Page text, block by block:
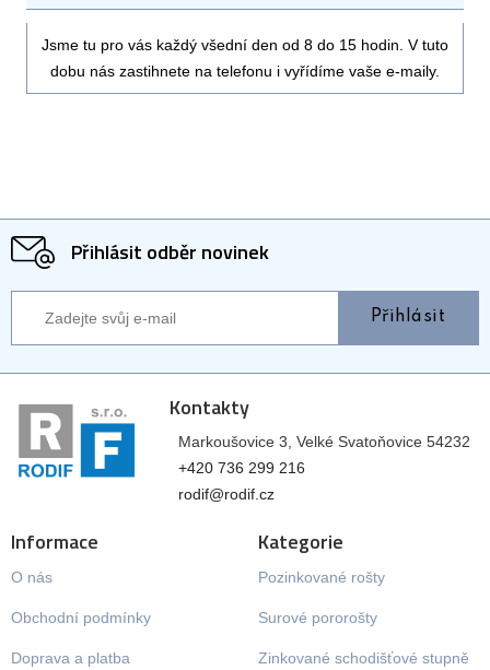
Jsme tu pro vás každý všední den od 8 do 15 hodin. V tuto
dobu nás zastihnete na telefonu i vyřídíme vaše e-maily.
Přihlásit odběr novinek
Přihlásit
Kontakty
Markoušovice 3, Velké Svatoňovice 54232
+420 736 299 216
rodif@rodif.cz
Informace
O nás
Obchodní podmínky
Doprava a platba
Kategorie
Pozinkované rošty
Surové pororošty
Zinkované schodišťové stupně